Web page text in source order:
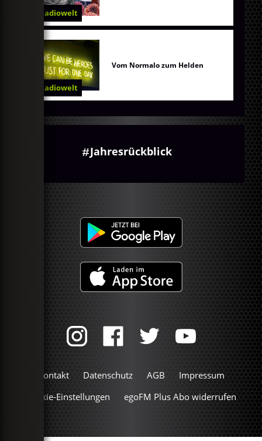
Radiowelt
Radiowelt
Vom Normalo zum Helden
Jahresrückblick
Kontakt Datenschutz AGB
Impressum
Cookie-Einstellungen
egoFM Plus Abo widerrufen